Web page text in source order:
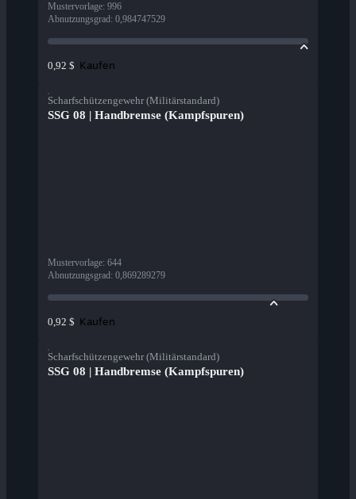
Mustervorlage: 996
Abnutzungsgrad: 0,984747529
0,92 $ Kaufen
Scharfschützengewehr (Militärstandard)
SSG 08 | Handbremse (Kampfspuren)
Mustervorlage: 644
Abnutzungsgrad: 0,869289279
0,92 $ Kaufen
Scharfschützengewehr (Militärstandard)
SSG 08 | Handbremse (Kampfspuren)